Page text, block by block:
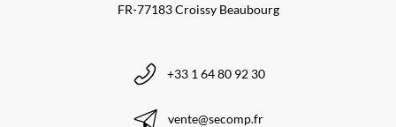
FR-77183 Croissy Beaubourg
+33 1 64 80 92 30
vente@secomp.fr